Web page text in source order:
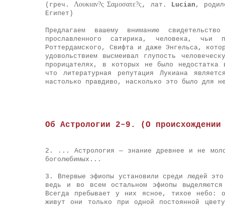
(греч.Λουκιαν?ς Σαμοσατε?ς, лат. Lucian ,
Египет)
Предлагаем вашему вниманию
прославленного сатирика, человека, чьи
Роттердамского, Свифта и даже Энгельса,
удовольствием высмеивал глупость
прорицателях, в которых не было
что литературная репутация Лукиана
настолько правдиво, насколько это было для
Об Астрологии 2–9. (О происхождении
2. ... Астрология — знание древнее и не
боголюбимых...
3. Впервые эфиопы установили среди людей
ведь и во всем остальном эфиопы
Всегда пребывает у них ясное, тихое небо:
живут они только при одной постоянной